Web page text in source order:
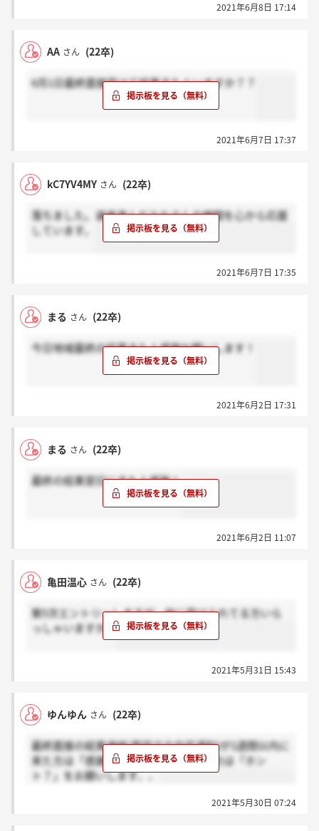
2021年6月8日 17:14
AA さん (22卒)
6月1日最終面接受けて結果きた人いますか？？
2021年6月7日 17:37
kC7YV4MY さん (22卒)
落ちました。選考進んだみなさんの健闘を心から応援
しています。
2021年6月7日 17:35
まる さん (22卒)
今日地域最終の結果きた人感謝お願いします！
2021年6月2日 17:31
まる さん (22卒)
最終の結果翌日にきた人感謝！
2021年6月2日 11:07
亀田温心 さん (22卒)
第5次エントリーしますが，他に受けられてる方いら
っしゃいますか？
2021年5月31日 15:43
ゆんゆん さん (22卒)
最終面接の結果連絡(電話での内定通知)が1週間以内に
来た方は「感謝」を、それ以降に来た方は「ホン
ト？」をお願いします、、
2021年5月30日 07:24